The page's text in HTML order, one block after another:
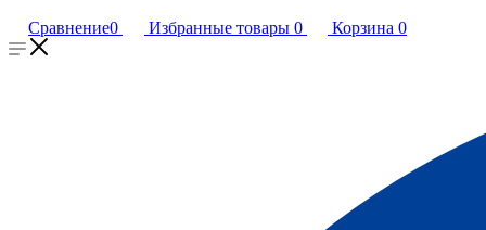
Сравнение0 Избранные товары 0 Корзина 0